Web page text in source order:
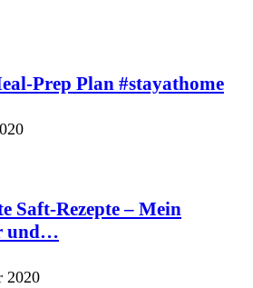
Prep Plan #stayathome
Saft-Rezepte – Mein
und…
2020